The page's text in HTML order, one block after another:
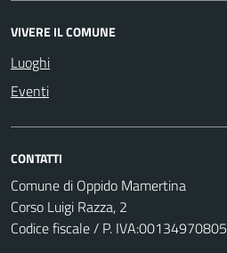
VIVERE IL COMUNE
Luoghi
Eventi
CONTATTI
Comune di Oppido Mamertina
Corso Luigi Razza, 2
Codice fiscale / P. IVA:00134970805